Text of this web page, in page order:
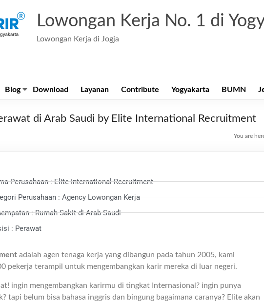
Lowongan Kerja No. 1 di
Lowongan Kerja di Jogja
Blog Download Layanan Contribute Yogyakarta BUMN
di Arab Saudi by Elite International Recruitment
You are
Perusahaan : Elite International Recruitment
Perusahaan : Agency Lowongan Kerja
: Rumah Sakit di Arab Saudi
: Perawat
adalah agen tenaga kerja yang dibangun pada tahun 2005, kami
pekerja terampil untuk mengembangkan karir mereka di luar negeri.
ingin mengembangkan karirmu di tingkat Internasional? ingin punya
tapi belum bisa bahasa inggris dan bingung bagaimana caranya? Elite akan